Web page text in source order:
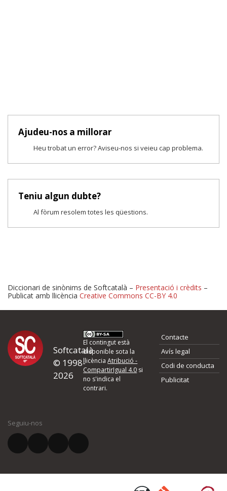
Ajudeu-nos a millorar
Heu trobat un error? Aviseu-nos si veieu cap problema.
Teniu algun dubte?
Al fòrum resolem totes les qüestions.
Proposeu-nos millores o
d'errors
Si heu trobat un error o voleu proposar alguna millora, ompliu els
quina és la millora que proposeu o l'error del qual voleu informar-
El vostre correu electrònic *
Diccionari de sinònims de Softcatalà – Presentació i crèdits –
Publicat amb llicència Creative Commons CC-BY 4.0
Softcatalà
© 1998-
2026
El contingut està
disponible sota la
llicènciaAtribució -
CompartirIgual 4.0 si
no s'indica el
contrari.
Contacte
Avís legal
Codi de conducta
Publicitat
Seguiu-nos